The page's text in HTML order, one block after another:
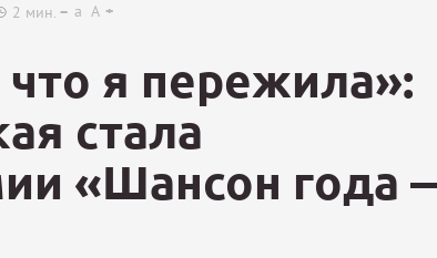
2 мин. a A
я пережила»:
стала
«Шансон года